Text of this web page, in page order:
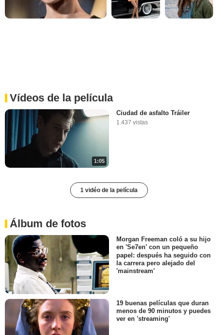
Vídeos de la película
1:05
Ciudad de asfalto Tráiler
1.437 vistas
1 vidéo de la película
Álbum de fotos
Morgan Freeman coló a su hijo
en 'Se7en' con un pequeño
papel: después ha seguido con
la carrera pero alejado del
'mainstream'
19 buenas películas que duran
menos de 90 minutos y puedes
ver en 'streaming'